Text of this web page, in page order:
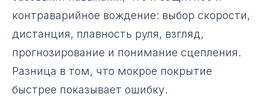
контраварийное вождение: выбор скорости,
дистанция, плавность руля, взгляд,
прогнозирование и понимание сцепления.
Разница в том, что мокрое покрытие
быстрее показывает ошибку.